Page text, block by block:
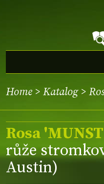
Home > Katalog>
Rosa
růže
Austin)